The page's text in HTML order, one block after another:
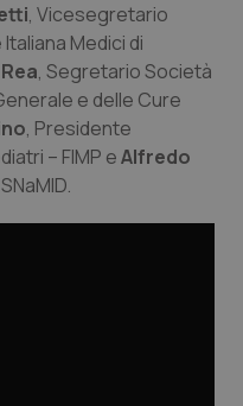
, Vicesegretario
Medici di
, Segretario Società
e delle Cure
, Presidente
– FIMP eAlfredo